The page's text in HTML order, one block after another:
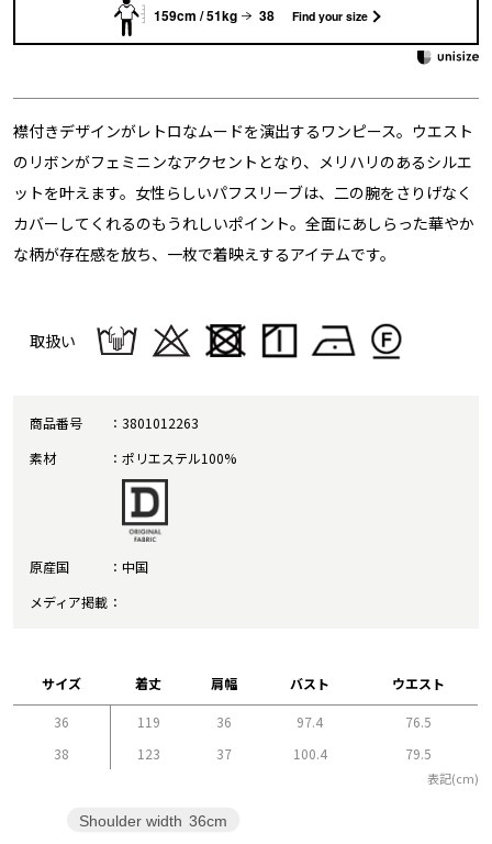
159cm / 51kg 38 Find your size
襟付きデザインがレトロなムードを演出するワンピース。ウエスト
のリボンがフェミニンなアクセントとなり、メリハリのあるシルエ
ットを叶えます。女性らしいパフスリーブは、二の腕をさりげなく
カバーしてくれるのもうれしいポイント。全面にあしらった華やか
な柄が存在感を放ち、一枚で着映えするアイテムです。
取扱い
商品番号
3801012263
素材
ポリエステル100%
原産国
中国
メディア掲載
サイズ 着丈 肩幅 バスト ウエスト
36 119 36 97.4
76.5
38
123 37 100.4 79.5
表記(cm)
Shoulder width 36cm